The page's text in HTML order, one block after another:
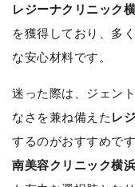
レジーナクリニック
を獲得しており、多
な安心材料です。
迷った際は、ジェン
なさを兼ね備えた レ
するのがおすすめで
南美容クリニック横